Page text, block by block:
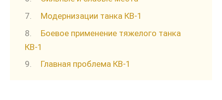
Модернизации танка КВ-1
Боевое применение тяжелого танка
КВ-1
Главная проблема КВ-1